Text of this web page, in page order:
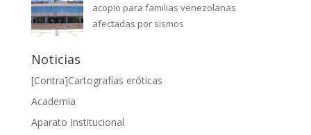
acopio para familias venezolanas
afectadas por sismos
Noticias
[Contra]Cartografías eróticas
Academia
Aparato Institucional